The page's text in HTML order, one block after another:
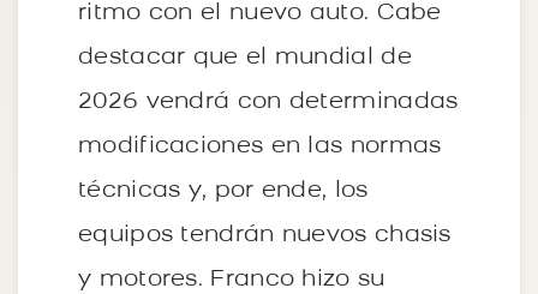
ritmo con el nuevo auto. Cabe
destacar que el mundial de
2026 vendrá con determinadas
modificaciones en las normas
técnicas y, por ende, los
equipos tendrán nuevos chasis
y motores. Franco hizo su